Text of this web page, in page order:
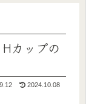
カップの
2024.10.08